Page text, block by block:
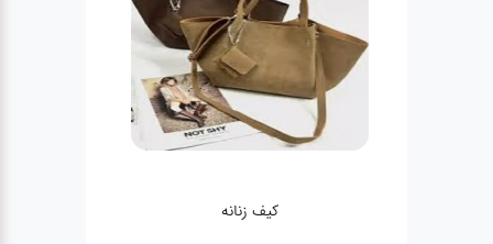
کیف زنانه